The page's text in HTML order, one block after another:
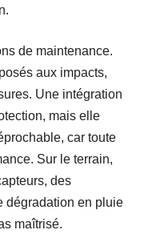
de maintenance.
aux impacts,
Une intégration
mais elle
car toute
Sur le terrain,
des
dégradation en pluie
maîtrisé.